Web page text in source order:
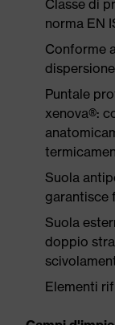
Classe di
norma EN
Conforme
Puntale
xenova®:
Suola
garantisce
Suola
doppio
Elementi